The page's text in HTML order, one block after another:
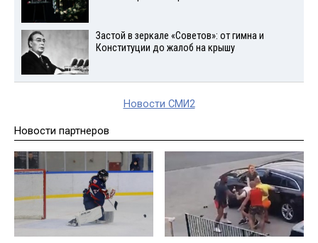
Застой в зеркале «Советов»: от гимна и
Конституции до жалоб на крышу
Новости СМИ2
Новости партнеров